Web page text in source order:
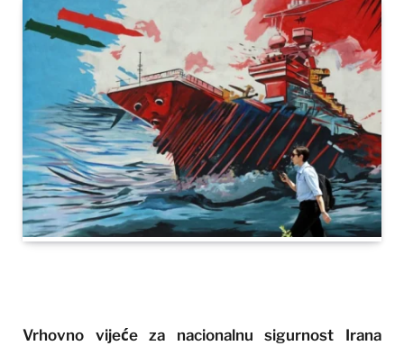
Vrhovno vijeće za nacionalnu sigurnost Irana